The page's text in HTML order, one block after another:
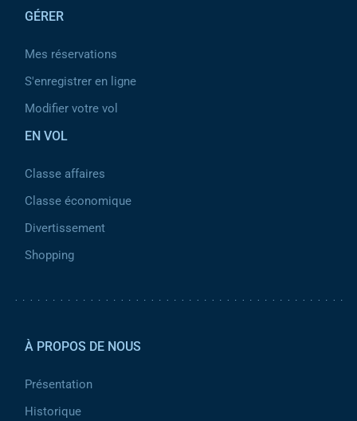
GÉRER
Mes réservations
S'enregistrer en ligne
Modifier votre vol
EN VOL
Classe affaires
Classe économique
Divertissement
Shopping
À PROPOS DE NOUS
Présentation
Historique